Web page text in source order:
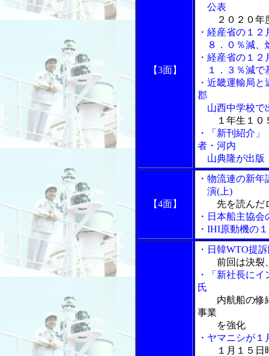
【3面】
公表
２０２０
・経産省の１
８．０％減、
・経産省の１
１．３％減で
・近畿運輸局
郡
山西中学校で
１年生１０
・「新刊紹介
者・河内
山典隆が出版
【4面】
・物流連の新
演(上)
先を読んだ
・日本船主協
・IHI原動機の
・日韓WTO提
前回は決裂
・「新社長に
氏
内航船の修
事業
を強化
・ヤマニシが
１月１５